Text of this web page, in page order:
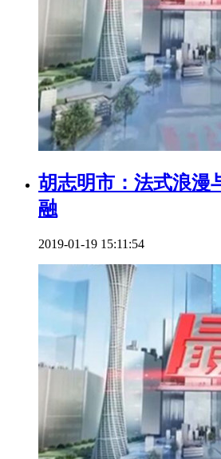
胡志明市：法式浪漫
融
2019-01-19 15:11:54